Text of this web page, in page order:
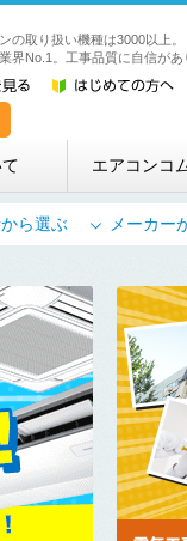
業務用
の取り扱い機種は3000以上。
界No.1。工事品質に自信があ
エアコンコ
ら選ぶ メーカー